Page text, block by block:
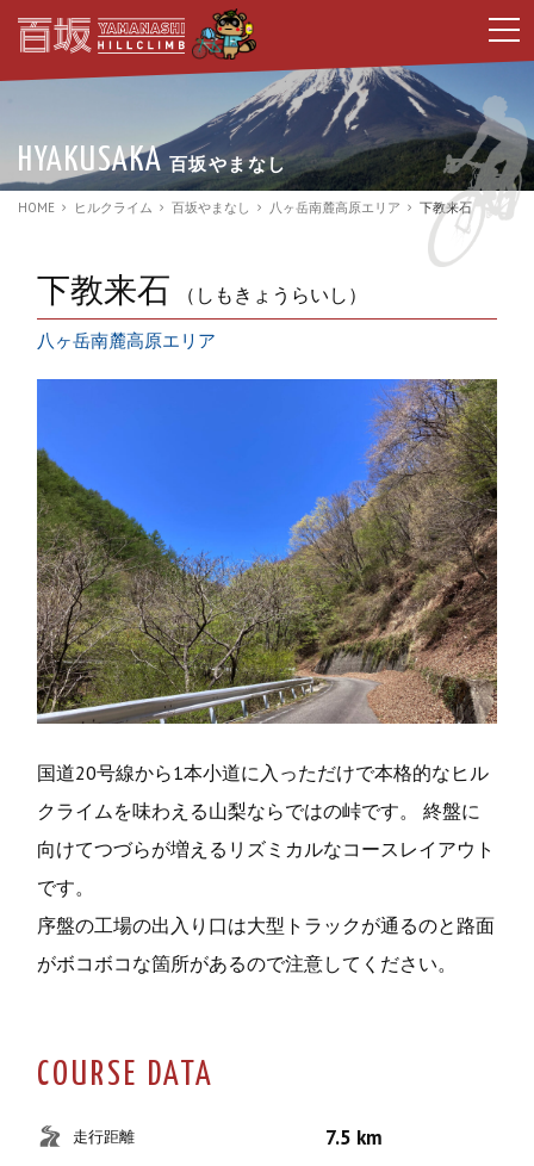
t
o
g
l
e
a
v
i
g
HYAKUSAKA 百坂やまなし
HOME ヒルクライム 百坂やまなし 八ヶ岳南麓高原エリア 下教来石
下教来石 （しもきょうらいし）
八ヶ岳南麓高原エリア
国道20号線から1本小道に入っただけで本格的なヒル
クライムを味わえる山梨ならではの峠です。 終盤に
向けてつづらが増えるリズミカルなコースレイアウト
です。
序盤の工場の出入り口は大型トラックが通るのと路面
がボコボコな箇所があるので注意してください。
COURSE DATA
走行距離 7.5 km